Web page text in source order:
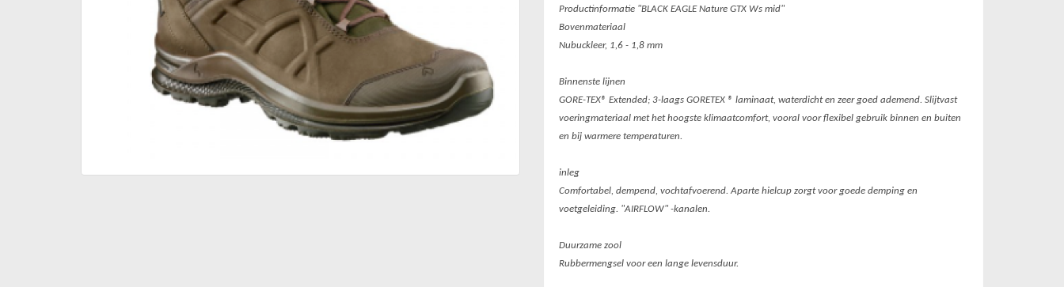
Productinformatie "BLACK EAGLE Nature GTX Ws mid"
Bovenmateriaal
Nubuckleer, 1,6 - 1,8 mm
Binnenste lijnen
GORE-TEX® Extended; 3-laags GORETEX ® laminaat, waterdicht en zeer goed ademend. Slijtvast
voeringmateriaal met het hoogste klimaatcomfort, vooral voor flexibel gebruik binnen en buiten
en bij warmere temperaturen.
inleg
Comfortabel, dempend, vochtafvoerend. Aparte hielcup zorgt voor goede demping en
voetgeleiding. "AIRFLOW" -kanalen.
Duurzame zool
Rubbermengsel voor een lange levensduur.